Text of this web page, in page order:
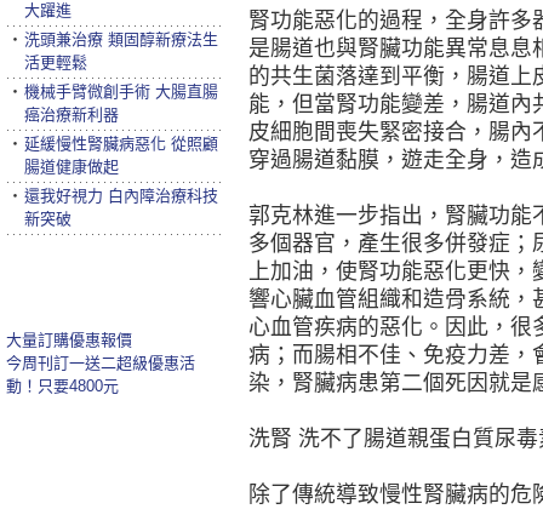
腎功能惡化的過程，全身許
是腸道也與腎臟功能異常息
的共生菌落達到平衡，腸道
能，但當腎功能變差，腸道
皮細胞間喪失緊密接合，腸
穿過腸道黏膜，遊走全身，造
郭克林進一步指出，腎臟功能
多個器官，產生很多併發症
上加油，使腎功能惡化更快
響心臟血管組織和造骨系統
心血管疾病的惡化。因此，
病；而腸相不佳、免疫力差，
染，腎臟病患第二個死因就是
洗腎 洗不了腸道親蛋白質尿毒
除了傳統導致慢性腎臟病的
大躍進
‧ 洗頭兼治療 類固醇新療法生
活更輕鬆
‧ 機械手臂微創手術 大腸直腸
癌治療新利器
‧ 延緩慢性腎臟病惡化 從照顧
腸道健康做起
‧ 還我好視力 白內障治療科技
新突破
大量訂購優惠報價
今周刊訂一送二超級優惠活
動！只要4800元